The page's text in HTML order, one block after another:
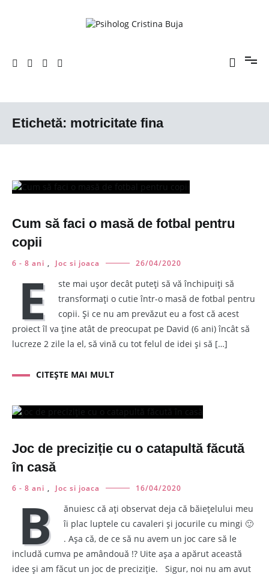
Etichetă: motricitate fina
Cum să faci o masă de fotbal pentru
copii
6 - 8 ani , Joc si joaca 26/04/2020
E
ste mai ușor decât puteți să vă închipuiți să
transformați o cutie într-o masă de fotbal pentru
copii. Și ce nu am prevăzut eu a fost că acest
proiect îl va ține atât de preocupat pe David (6 ani) încât să
lucreze 2 zile la el, să vină cu tot felul de idei și să […]
CITEȘTE MAI MULT
Joc de preciziție cu o catapultă făcută
în casă
6 - 8 ani , Joc si joaca 16/04/2020
B
ănuiesc că ați observat deja că băiețelului meu
îi plac luptele cu cavaleri și jocurile cu mingi 🙂
. Așa că, de ce să nu avem un joc care să le
includă cumva pe amândouă !? Uite așa a apărut această
idee și am făcut un joc de preciziție. Sigur, noi nu am avut